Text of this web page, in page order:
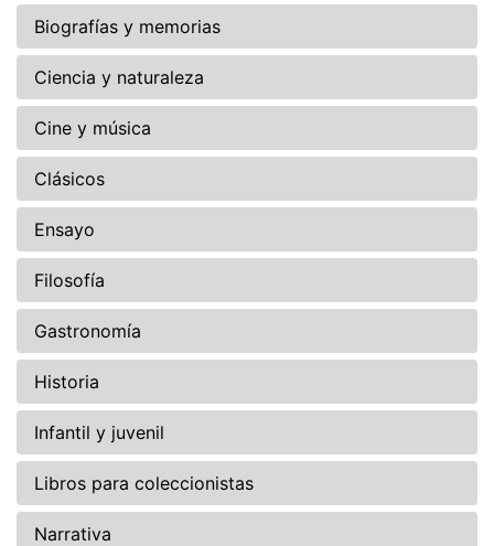
Biografías y memorias
Ciencia y naturaleza
Cine y música
Clásicos
Ensayo
Filosofía
Gastronomía
Historia
Infantil y juvenil
Libros para coleccionistas
Narrativa